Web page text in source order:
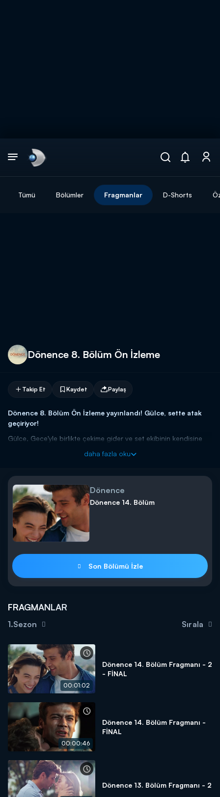
Tümü Bölümler Fragmanlar D-Shorts
Dönence 8. Bölüm Ön İzleme
Takip Et Kaydet Paylaş
Dönence 8. Bölüm Ön İzleme yayınlandı! Gülce, sette atak
geçiriyor!
Gülce, Gece'yle birlikte çekime gider ve set ekibinin kendisine
cevaplamaya çalışan Gülce, atak geçirir. Gülce'nin zor anlarını
Dönence yeni bölümleriyle salı akşamı saat 20.00'da Kanal
D'de!
daha fazla oku
Dönence
Dönence 14. Bölüm
Son Bölümü İzle
FRAGMANLAR
1.Sezon Sırala
00:01:02
Dönence 14. Bölüm Fragmanı - 2
- FİNAL
00:00:46
Dönence 14. Bölüm Fragmanı -
FİNAL
Dönence 13. Bölüm Fragmanı - 2